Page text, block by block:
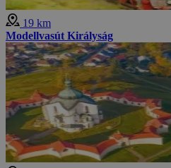
19 km
Modellvasút Királyság